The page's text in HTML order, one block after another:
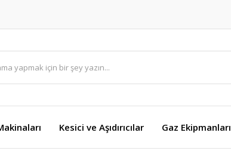
Kesici ve Aşıdırıcılar Gaz Ekipmanları